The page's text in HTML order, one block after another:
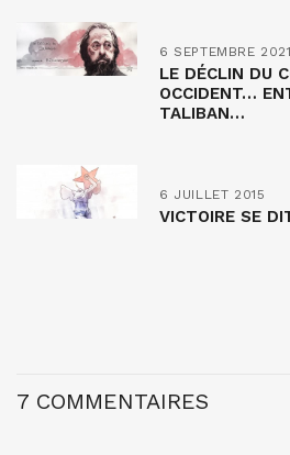
6 SEPTEMBRE 2021
LE DÉCLIN DU
OCCIDENT…
TALIBAN…
6 JUILLET 2015
VICTOIRE SE
7 COMMENTAIRES